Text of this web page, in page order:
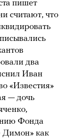
пишет
считают, что
два
Иван
«Известия»
— дочь
Фонда
Димон» как